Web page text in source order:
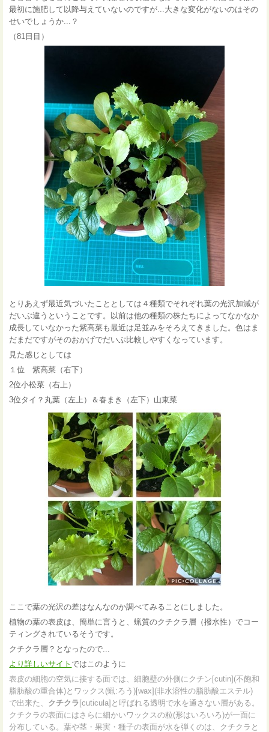
最初に施肥して以降与えていないのですが...大きな変化がないのはその
せいでしょうか...？
（81日目）
とりあえず最近気づいたこととしては４種類でそれぞれ葉の光沢加減が
だいぶ違うということです。以前は他の種類の株たちによってなかなか
成長していなかった紫高菜も最近は足並みをそろえてきました。色はま
だまだですがそのおかげでだいぶ比較しやすくなっています。
見た感じとしては
１位 紫高菜（右下）
2位小松菜（右上）
3位タイ？丸葉（左上）＆春まき（左下）山東菜
ここで葉の光沢の差はなんなのか調べてみることにしました。
植物の葉の表皮は、簡単に言うと、蝋質のクチクラ層（撥水性）でコー
ティングされているそうです。
クチクラ層？となったので...
より詳しいサイト ではこのように
表皮の細胞の空気に接する面では、細胞壁の外側にクチン[cutin](不飽和
脂肪酸の重合体)とワックス(蝋:ろう)[wax](非水溶性の脂肪酸エステル)
で出来た、 クチクラ [cuticula]と呼ばれる透明で水を通さない層がある。
クチクラの表面にはさらに細かいワックスの粒(形はいろいろ)が一面に
分布している。葉や茎・果実・種子の表面が水を弾くのは、クチクラと